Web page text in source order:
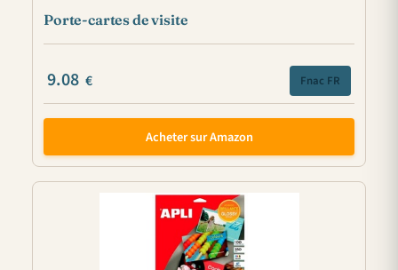
Porte-cartes de visite
9.08 € Fnac FR
Acheter sur Amazon